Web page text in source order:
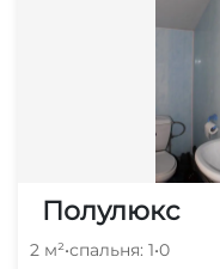
Полулюкс
2 м²•спальня: 1•0